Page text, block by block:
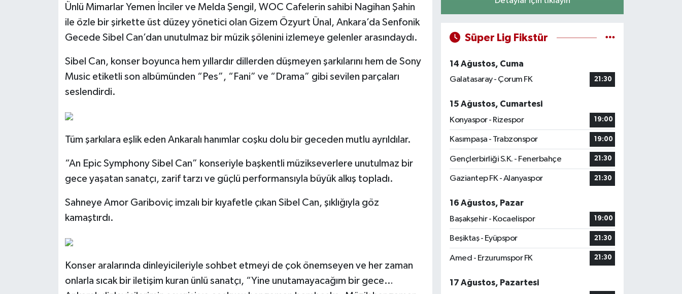
Ünlü Mimarlar Yemen İnciler ve Melda Şengil, WOC Cafelerin sahibi Nagihan Şahin
ile özle bir şirkette üst düzey yönetici olan Gizem Özyurt Ünal, Ankara’da Senfonik
Gecede Sibel Can’dan unutulmaz bir müzik şölenini izlemeye gelenler arasındaydı.
Sibel Can, konser boyunca hem yıllardır dillerden düşmeyen şarkılarını hem de Sony
Music etiketli son albümünden “Pes”, “Fani” ve “Drama” gibi sevilen parçaları
seslendirdi.
Tüm şarkılara eşlik eden Ankaralı hanımlar coşku dolu bir geceden mutlu ayrıldılar.
“An Epic Symphony Sibel Can” konseriyle başkentli müzikseverlere unutulmaz bir
gece yaşatan sanatçı, zarif tarzı ve güçlü performansıyla büyük alkış topladı.
Sahneye Amor Gariboviç imzalı bir kıyafetle çıkan Sibel Can, şıklığıyla göz
kamaştırdı.
Konser aralarında dinleyicileriyle sohbet etmeyi de çok önemseyen ve her zaman
onlarla sıcak bir iletişim kuran ünlü sanatçı, “Yine unutamayacağım bir gece…
Süper Lig Fikstür
14 Ağustos, Cuma
Galatasaray - Çorum FK
21:30
15 Ağustos, Cumartesi
Konyaspor - Rizespor
19:00
Kasımpaşa - Trabzonspor 19:00
Gençlerbirliği S.K. - Fenerbahçe 21:30
Gaziantep FK - Alanyaspor 21:30
16 Ağustos, Pazar
Başakşehir - Kocaelispor
19:00
Beşiktaş - Eyüpspor 21:30
Amed - Erzurumspor FK 21:30
17 Ağustos, Pazartesi